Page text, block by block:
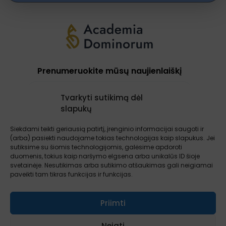
Tvarkyti sutikimą dėl
slapukų
Siekdami teikti geriausią patirtį, įrenginio informacijai saugoti ir
(arba) pasiekti naudojame tokias technologijas kaip slapukus. Jei
sutiksime su šiomis technologijomis, galėsime apdoroti
duomenis, tokius kaip naršymo elgsena arba unikalūs ID šioje
svetainėje. Nesutikimas arba sutikimo atšaukimas gali neigiamai
paveikti tam tikras funkcijas ir funkcijas.
Priimti
Prenumeruokite mūsų naujienlaiškį
Apie mus Paslaugos
Atsiliepimai
Įžvalgos
Kontaktai Sąlygos ir taisyklės